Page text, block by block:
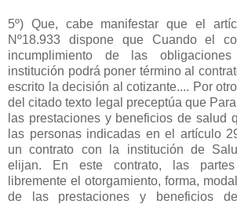
5º) Que, cabe manifestar que el
Nº18.933 dispone que Cuando el
incumplimiento de las
institución podrá poner término al
escrito la decisión al cotizante.... Por
del citado texto legal preceptúa que
las prestaciones y beneficios de salud
las personas indicadas en el artículo
un contrato con la institución de
elijan. En este contrato, las
libremente el otorgamiento, forma,
de las prestaciones y beneficios